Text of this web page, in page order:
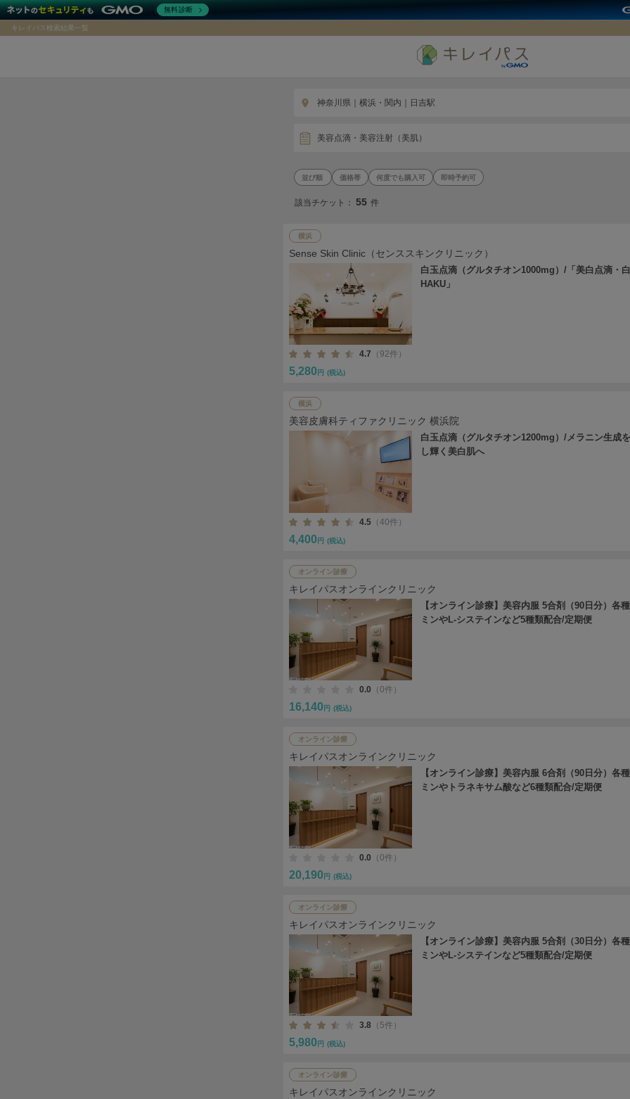
キレイパス検索結果一覧
神奈川県｜横浜・関内｜日吉駅
美容点滴・美容注射（美肌）
価格帯 何度でも購入可 即時予約可
該当チケット：55 件
横浜
Sense Skin Clinic（センススキンクリニック）
白玉点滴（グルタチオン1000mg）/「美白点滴・白
HAKU」
4.7 （92件）
5,280 円 (税込)
横浜
美容皮膚科ティファクリニック 横浜院
白玉点滴（グルタチオン1200mg）/メラニン生成
し輝く美白肌へ
4.5 （40件）
4,400 円 (税込)
オンライン診療
キレイパスオンラインクリニック
【オンライン診療】美容内服 5合剤（90日分）各
ミンやL-システインなど5種類配合/定期便
0.0 （0件）
16,140 円 (税込)
オンライン診療
キレイパスオンラインクリニック
【オンライン診療】美容内服 6合剤（90日分）各
ミンやトラネキサム酸など6種類配合/定期便
0.0 （0件）
20,190 円 (税込)
オンライン診療
キレイパスオンラインクリニック
【オンライン診療】美容内服 5合剤（30日分）各
ミンやL-システインなど5種類配合/定期便
3.8 （5件）
5,980 円 (税込)
オンライン診療
キレイパスオンラインクリニック
無料診断